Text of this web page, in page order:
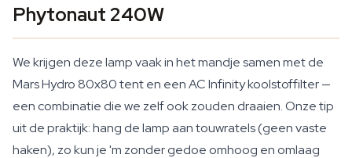
Phytonaut 240W
We krijgen deze lamp vaak in het mandje samen met de
Mars Hydro 80x80 tent en een AC Infinity koolstoffilter —
een combinatie die we zelf ook zouden draaien. Onze tip
uit de praktijk: hang de lamp aan touwratels (geen vaste
haken), zo kun je 'm zonder gedoe omhoog en omlaag